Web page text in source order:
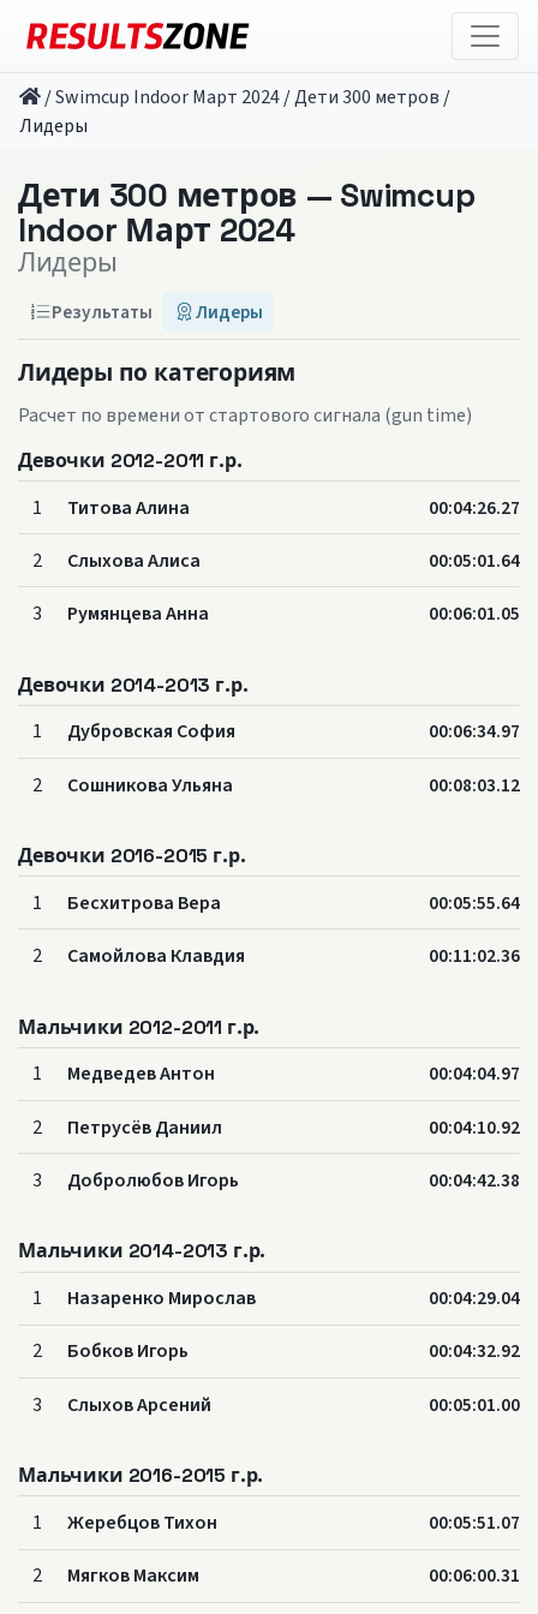
/Swimcup Indoor Март 2024/Дети 300 метров /
Лидеры
Дети 300 метров — Swimcup
Indoor Март 2024
Лидеры
Результаты Лидеры
Лидеры по категориям
Расчет по времени от стартового сигнала (gun time)
Девочки 2012-2011 г.р.
1 Титова Алина 00:04:26.27
2 Слыхова Алиса 00:05:01.64
3 Румянцева Анна 00:06:01.05
Девочки 2014-2013 г.р.
1 Дубровская София 00:06:34.97
2 Сошникова Ульяна 00:08:03.12
Девочки 2016-2015 г.р.
1 Бесхитрова Вера 00:05:55.64
2 Самойлова Клавдия 00:11:02.36
Мальчики 2012-2011 г.р.
1 Медведев Антон 00:04:04.97
2 Петрусёв Даниил 00:04:10.92
3 Добролюбов Игорь 00:04:42.38
Мальчики 2014-2013 г.р.
1 Назаренко Мирослав 00:04:29.04
2 Бобков Игорь 00:04:32.92
3 Слыхов Арсений 00:05:01.00
Мальчики 2016-2015 г.р.
1 Жеребцов Тихон 00:05:51.07
2 Мягков Максим 00:06:00.31